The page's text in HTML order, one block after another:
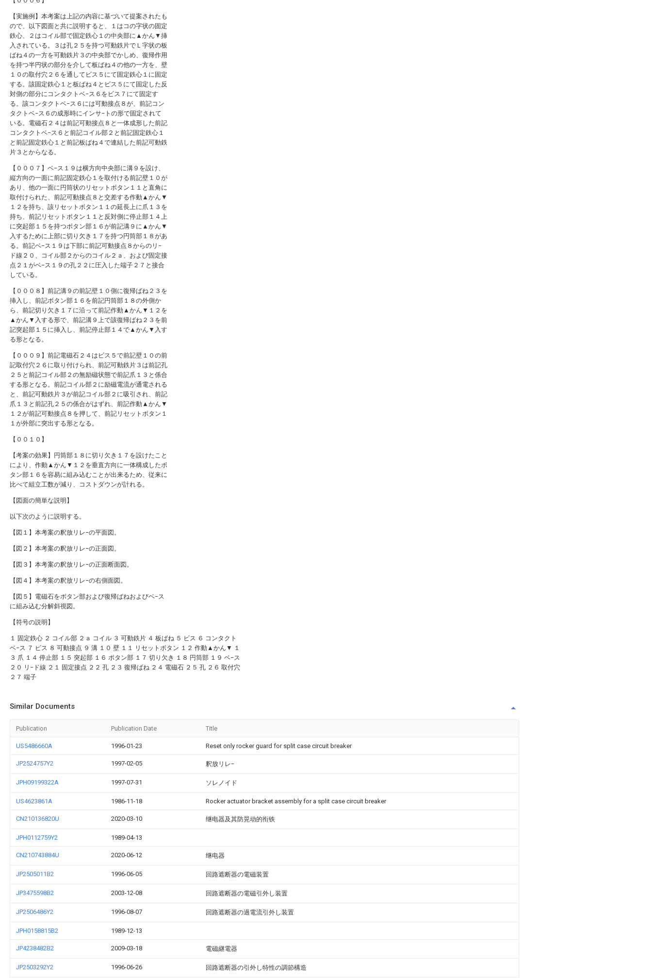
【実施例】本考案は上記の内容に基づいて提案されたも
ので、以下図面と共に説明すると、１はコの字状の固定
鉄心、２はコイル部で固定鉄心１の中央部に▲かん▼挿
入されている。３は孔２５を持つ可動鉄片でＬ字状の板
ばね４の一方を可動鉄片３の中央部でかしめ、復帰作用
を持つ半円状の部分を介して板ばね４の他の一方を、壁
１０の取付穴２６を通してビス５にて固定鉄心１に固定
する。該固定鉄心１と板ばね４とビス５にて固定した反
対側の部分にコンタクトベ−ス６をビス７にて固定す
る。該コンタクトベ−ス６には可動接点８が、前記コン
タクトベ−ス６の成形時にインサ−トの形で固定されて
いる。電磁石２４は前記可動接点８と一体成形した前記
コンタクトベ−ス６と前記コイル部２と前記固定鉄心１
と前記固定鉄心１と前記板ばね４で連結した前記可動鉄
片３とからなる。
【０００７】ベ−ス１９は横方向中央部に溝９を設け、
縦方向の一面に前記固定鉄心１を取付ける前記壁１０が
あり、他の一面に円筒状のリセットボタン１１と直角に
取付けられた、前記可動接点８と交差する作動▲かん▼
１２を持ち、該リセットボタン１１の延長上に爪１３を
持ち、前記リセットボタン１１と反対側に停止部１４上
に突起部１５を持つボタン部１６が前記溝９に▲かん▼
入するために上部に切り欠き１７を持つ円筒部１８があ
る。前記ベ−ス１９は下部に前記可動接点８からのリ−
ド線２０、コイル部２からのコイル２ａ、および固定接
点２１がベ−ス１９の孔２２に圧入した端子２７と接合
している。
【０００８】前記溝９の前記壁１０側に復帰ばね２３を
挿入し、前記ボタン部１６を前記円筒部１８の外側か
ら、前記切り欠き１７に沿って前記作動▲かん▼１２を
▲かん▼入する形で、前記溝９上で該復帰ばね２３を前
記突起部１５に挿入し、前記停止部１４で▲かん▼入す
る形となる。
【０００９】前記電磁石２４はビス５で前記壁１０の前
記取付穴２６に取り付けられ、前記可動鉄片３は前記孔
２５と前記コイル部２の無励磁状態で前記爪１３と係合
する形となる。前記コイル部２に励磁電流が通電される
と、前記可動鉄片３が前記コイル部２に吸引され、前記
爪１３と前記孔２５の係合がはずれ、前記作動▲かん▼
１２が前記可動接点８を押して、前記リセットボタン１
１が外部に突出する形となる。
【００１０】
【考案の効果】円筒部１８に切り欠き１７を設けたこと
により、作動▲かん▼１２を垂直方向に一体構成したボ
タン部１６を容易に組み込むことが出来るため、従来に
比べて組立工数が減り、コストダウンが計れる。
【図面の簡単な説明】
以下次のように説明する。
【図１】本考案の釈放リレ−の平面図。
【図２】本考案の釈放リレ−の正面図。
【図３】本考案の釈放リレ−の正面断面図。
【図４】本考案の釈放リレ−の右側面図。
【図５】電磁石をボタン部および復帰ばねおよびベ−ス
に組み込む分解斜視図。
【符号の説明】
１ 固定鉄心 ２ コイル部 ２ａ コイル ３ 可動鉄片 ４ 板ばね ５ ビス ６ コンタクト
ベ−ス ７ ビス ８ 可動接点 ９ 溝 １０ 壁 １１ リセットボタン １２ 作動▲かん▼ １
３ 爪 １４ 停止部 １５ 突起部 １６ ボタン部 １７ 切り欠き １８ 円筒部 １９ ベ−ス
２０ リ−ド線 ２１ 固定接点 ２２ 孔 ２３ 復帰ばね ２４ 電磁石 ２５ 孔 ２６ 取付穴
２７ 端子
Similar Documents
Publication Publication Date Title
US5486660A 1996-01-23 Reset only rocker guard for split case circuit breaker
JP2524757Y2 1997-02-05 釈放リレ−
JPH09199322A 1997-07-31 ソレノイド
US4623861A 1986-11-18 Rocker actuator bracket assembly for a split case circuit breaker
CN210136820U 2020-03-10 继电器及其防晃动的衔铁
JPH0112759Y2 1989-04-13
CN210743884U 2020-06-12 继电器
JP2505011B2 1996-06-05 回路遮断器の電磁装置
JP3475598B2 2003-12-08 回路遮断器の電磁引外し装置
JP2506486Y2 1996-08-07 回路遮断器の過電流引外し装置
JPH0158815B2 1989-12-13
JP4238482B2 2009-03-18 電磁継電器
JP2503292Y2 1996-06-26 回路遮断器の引外し特性の調節構造